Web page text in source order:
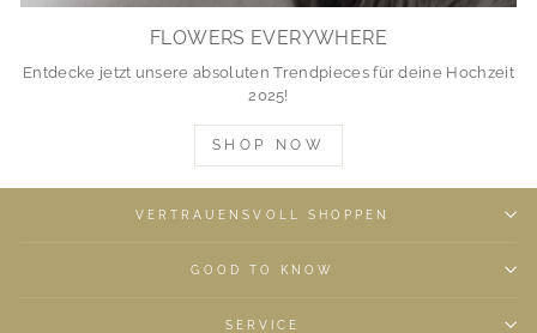
FLOWERS EVERYWHERE
Entdecke jetzt unsere absoluten Trendpieces für deine Hochzeit
2025!
SHOP NOW
VERTRAUENSVOLL SHOPPEN
GOOD TO KNOW
SERVICE